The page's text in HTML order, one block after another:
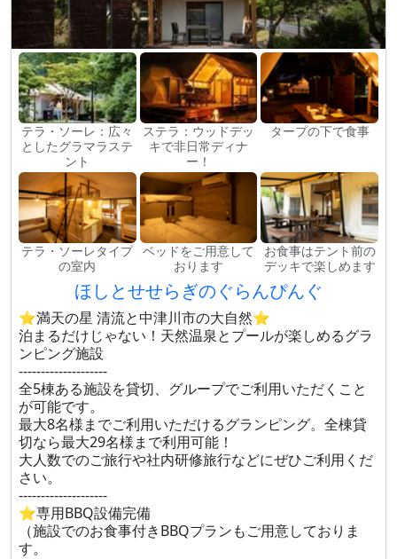
テラ・ソーレ：広々
としたグラマラステ
ント
ステラ：ウッドデッ
キで非日常ディナ
ー！
タープの下で食事
テラ・ソーレタイプ
の室内
ベッドをご用意して
おります
お食事はテント前の
デッキで楽しめます
ほしとせせらぎのぐらんぴんぐ
⭐満天の星 清流と中津川市の大自然⭐
泊まるだけじゃない！天然温泉とプールが楽しめるグラ
ンピング施設
--------------------
全5棟ある施設を貸切、グループでご利用いただくこと
が可能です。
最大8名様までご利用いただけるグランピング。全棟貸
切なら最大29名様まで利用可能！
大人数でのご旅行や社内研修旅行などにぜひご利用くだ
さい。
--------------------
⭐専用BBQ設備完備
（施設でのお食事付きBBQプランもご用意しておりま
す。